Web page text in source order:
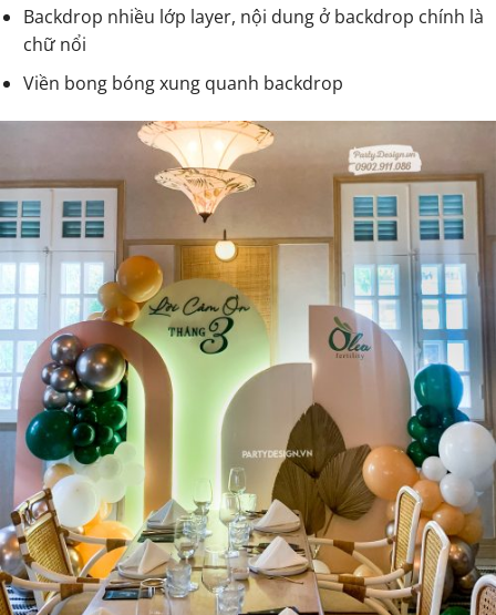
Backdrop nhiều lớp layer, nội dung ở backdrop chính là
chữ nổi
Viền bong bóng xung quanh backdrop